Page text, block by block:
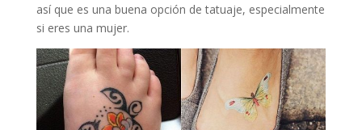
así que es una buena opción de tatuaje, especialmente
si eres una mujer.